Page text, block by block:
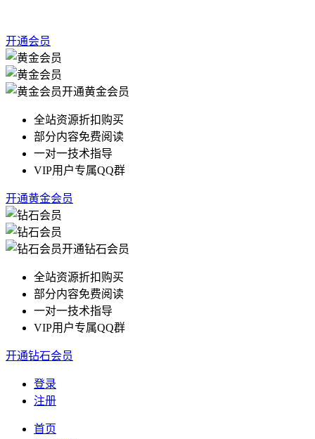
开通会员
开通黄金会员
全站资源折扣购买
部分内容免费阅读
一对一技术指导
VIP用户专属QQ群
开通黄金会员
开通钻石会员
全站资源折扣购买
部分内容免费阅读
一对一技术指导
VIP用户专属QQ群
开通钻石会员
登录
注册
首页